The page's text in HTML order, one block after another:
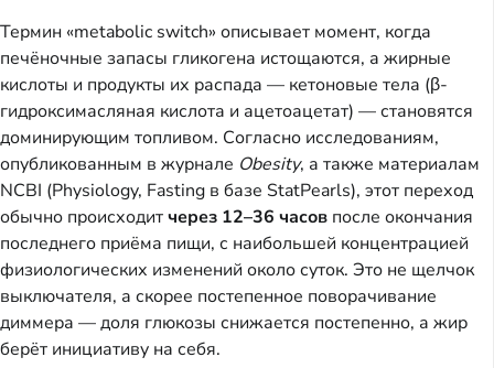
Термин «metabolic switch» описывает момент, когда
печёночные запасы гликогена истощаются, а жирные
кислоты и продукты их распада — кетоновые тела (β-
гидроксимасляная кислота и ацетоацетат) — становятся
доминирующим топливом. Согласно исследованиям,
опубликованным в журнале Obesity, а также материалам
NCBI (Physiology, Fasting в базе StatPearls), этот переход
обычно происходитчерез 12–36 часов после окончания
последнего приёма пищи, с наибольшей концентрацией
физиологических изменений около суток. Это не щелчок
выключателя, а скорее постепенное поворачивание
диммера — доля глюкозы снижается постепенно, а жир
берёт инициативу на себя.